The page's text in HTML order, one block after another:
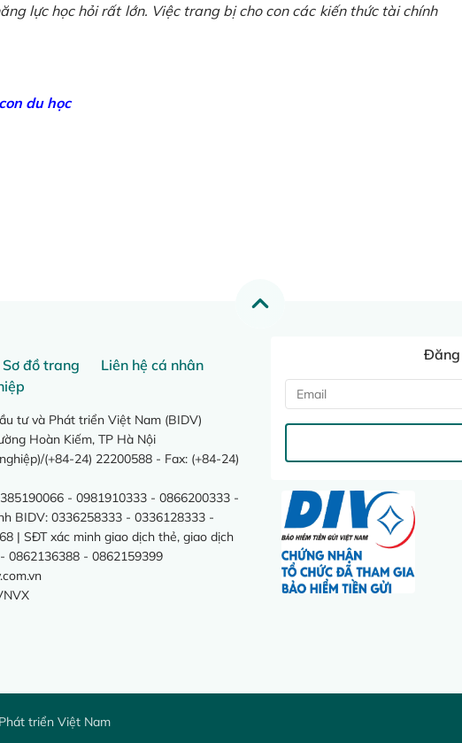
lực học hỏi rất lớn. Việc trang bị cho con các kiến thức tài chính
du học
Sơ đồ trang
Liên hệ cá nhân
tư và Phát triển Việt Nam (BIDV)
Hoàn Kiếm, TP Hà Nội
(+84-24) 22200588 - Fax: (+84-24)
- 0981910333 - 0866200333 -
BIDV: 0336258333 - 0336128333 -
| SĐT xác minh giao dịch thẻ, giao dịch
0862136388 - 0862159399
Đăng
triển Việt Nam